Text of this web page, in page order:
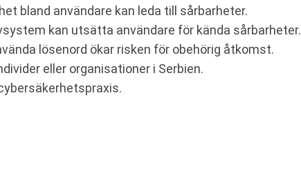
bland användare kan leda till sårbarheter.
kan utsätta användare för kända sårbarheter.
lösenord ökar risken för obehörig åtkomst.
eller organisationer i Serbien.